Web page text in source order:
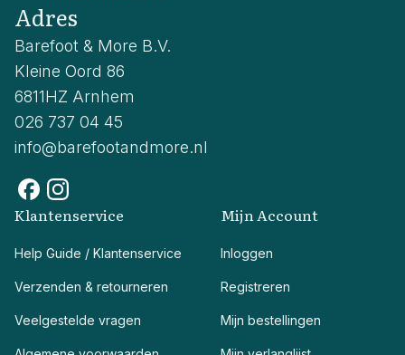
Adres
Barefoot & More B.V.
Kleine Oord 86
6811HZ Arnhem
026 737 04 45
info@barefootandmore.nl
Klantenservice
Help Guide / Klantenservice
Verzenden & retourneren
Veelgestelde vragen
Mijn Account
Inloggen
Registreren
Mijn bestellingen